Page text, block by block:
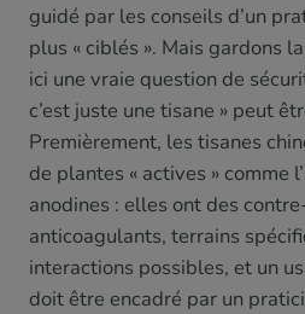
guidé par les conseils d’un
plus « ciblés ». Mais gardons
ici une vraie question de
c’est juste une tisane » peut
Premièrement, les tisanes
de plantes « actives » comme
anodines : elles ont des
anticoagulants, terrains
interactions possibles, et un
doit être encadré par un